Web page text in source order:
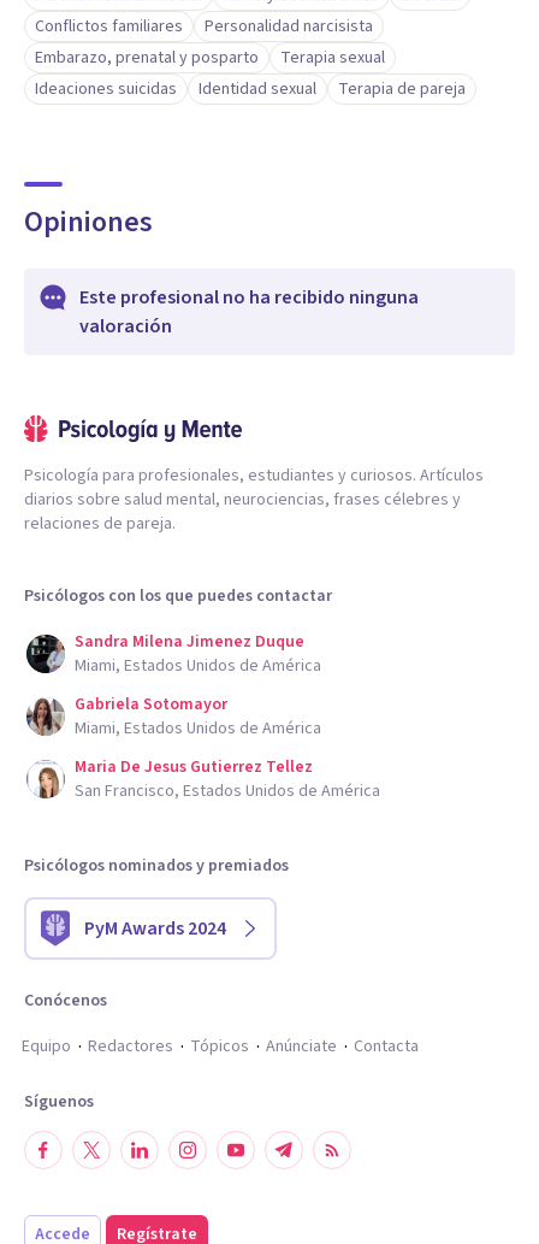
Conflictos familiares
Personalidad narcisista
Embarazo, prenatal y posparto
Terapia sexual
Ideaciones suicidas
Identidad sexual Terapia de pareja
Opiniones
Este profesional no ha recibido ninguna
valoración
Psicología para profesionales, estudiantes y curiosos. Artículos
diarios sobre salud mental, neurociencias, frases célebres y
relaciones de pareja.
Psicólogos con los que puedes contactar
Sandra Milena Jimenez Duque
Miami, Estados Unidos de América
Gabriela Sotomayor
Miami, Estados Unidos de América
Maria De Jesus Gutierrez Tellez
San Francisco, Estados Unidos de América
Psicólogos nominados y premiados
PyM Awards 2024
Conócenos
Equipo
Redactores Tópicos Anúnciate Contacta
Síguenos
Accede Regístrate